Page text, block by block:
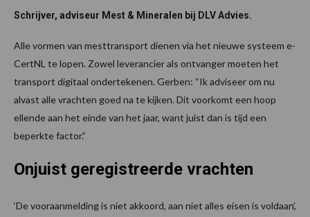
Schrijver, adviseur Mest & Mineralen bij DLV Advies.
Alle vormen van mesttransport dienen via het nieuwe systeem e-
CertNL te lopen. Zowel leverancier als ontvanger moeten het
transport digitaal ondertekenen. Gerben: “Ik adviseer om nu
alvast alle vrachten goed na te kijken. Dit voorkomt een hoop
ellende aan het einde van het jaar, want juist dan is tijd een
beperkte factor.”
Onjuist geregistreerde vrachten
‘De vooraanmelding is niet akkoord, aan niet alles eisen is voldaan’,